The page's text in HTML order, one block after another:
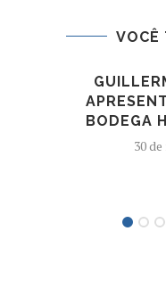
VOCÊ
BODEGA
30